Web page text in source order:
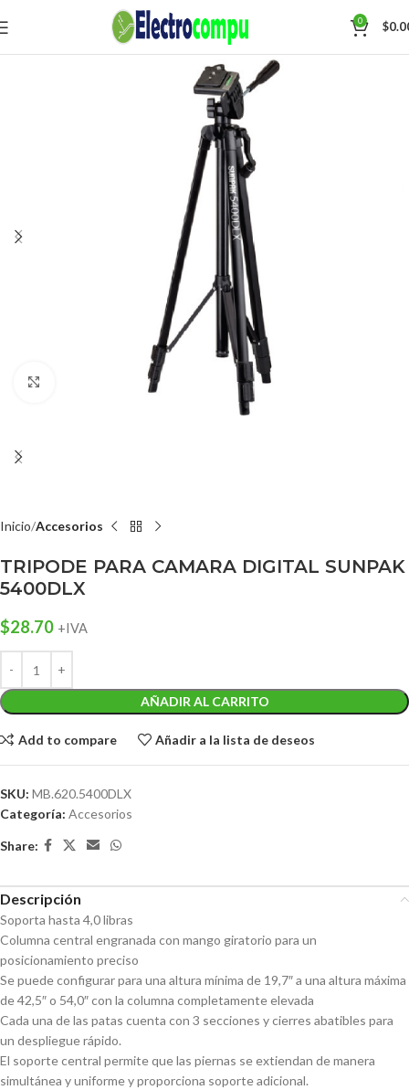
0 $
Click para agrandar
Inicio Accesorios
TRIPODE PARA CAMARA DIGITAL SUNPAK
5400DLX
$28.70 +IVA
AÑADIR AL CARRITO
Add to compare Añadir a la lista de deseos
SKU: MB.620.5400DLX
Categoría: Accesorios
Share:
Descripción
Soporta hasta 4,0 libras
Columna central engranada con mango giratorio para un
posicionamiento preciso
Se puede configurar para una altura mínima de 19,7″ a una altura máxima
de 42,5″ o 54,0″ con la columna completamente elevada
Cada una de las patas cuenta con 3 secciones y cierres abatibles para
un despliegue rápido.
El soporte central permite que las piernas se extiendan de manera
simultánea y uniforme y proporciona soporte adicional.